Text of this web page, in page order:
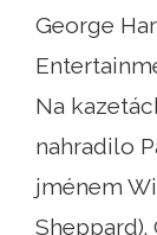
George
Na
nahradilo
jménem